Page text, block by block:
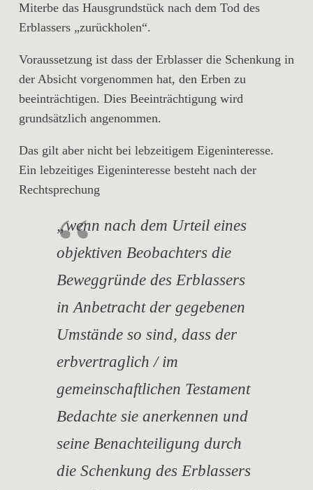
Miterbe das Hausgrundstück nach dem Tod des
Erblassers „zurückholen“.
Voraussetzung ist dass der Erblasser die Schenkung in
der Absicht vorgenommen hat, den Erben zu
beeinträchtigen. Dies Beeinträchtigung wird
grundsätzlich angenommen.
Das gilt aber nicht bei lebzeitigem Eigeninteresse.
Ein lebzeitiges Eigeninteresse besteht nach der
Rechtsprechung
„wenn nach dem Urteil eines
objektiven Beobachters die
Beweggründe des Erblassers
in Anbetracht der gegebenen
Umstände so sind, dass der
erbvertraglich / im
gemeinschaftlichen Testament
Bedachte sie anerkennen und
seine Benachteiligung durch
die Schenkung des Erblassers